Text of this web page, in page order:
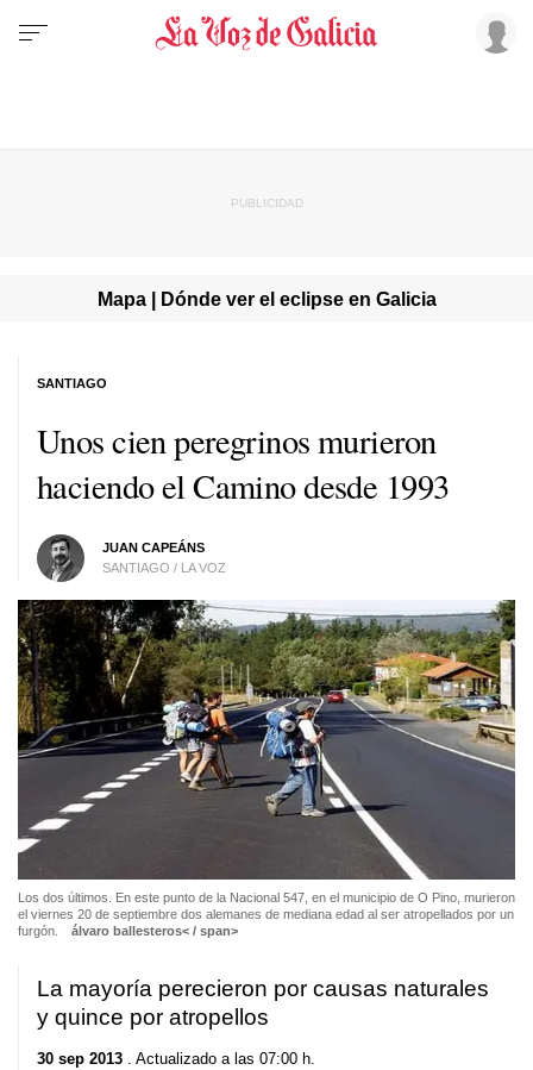
Mapa | Dónde ver el eclipse en Galicia
Unos cien peregrinos murieron
haciendo el Camino desde 1993
JUAN CAPEÁNS
SANTIAGO / LA VOZ
SANTIAGO
Los dos últimos . En este punto de la Nacional 547, en el municipio de O Pino, murieron
el viernes 20 de septiembre dos alemanes de mediana edad al ser atropellados por un
furgón.
álvaro ballesteros< / span>
La mayoría perecieron por causas naturales
y quince por atropellos
30 sep 2013 . Actualizado a las 07:00 h.